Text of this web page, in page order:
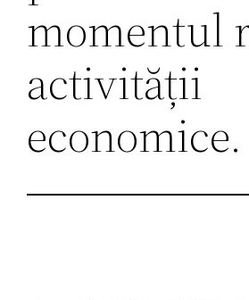
momentul
activității
economice.